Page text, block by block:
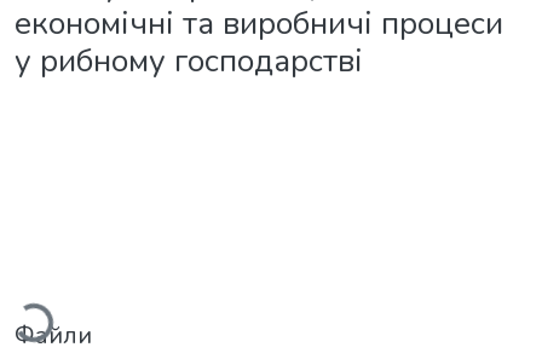
економічні та виробничі процеси
у рибному господарстві
Файли